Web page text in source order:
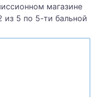
магазине
из 5 по 5-ти бальной
товара: блок
обсудим.
что
и
может быть